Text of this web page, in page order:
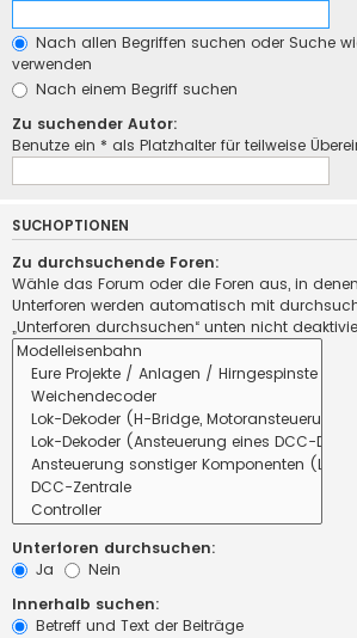
Nach allen Begriffen suchen oder Suche
verwenden
Nach einem Begriff suchen
Zu suchender Autor:
Benutze ein * als Platzhalter für teilweise
SUCHOPTIONEN
Zu durchsuchende Foren:
Wähle das Forum oder die Foren aus, in
Unterforen werden automatisch mit
„Unterforen durchsuchen“ unten nicht
Unterforen durchsuchen:
Ja
Nein
Innerhalb suchen:
Betreff und Text der Beiträge